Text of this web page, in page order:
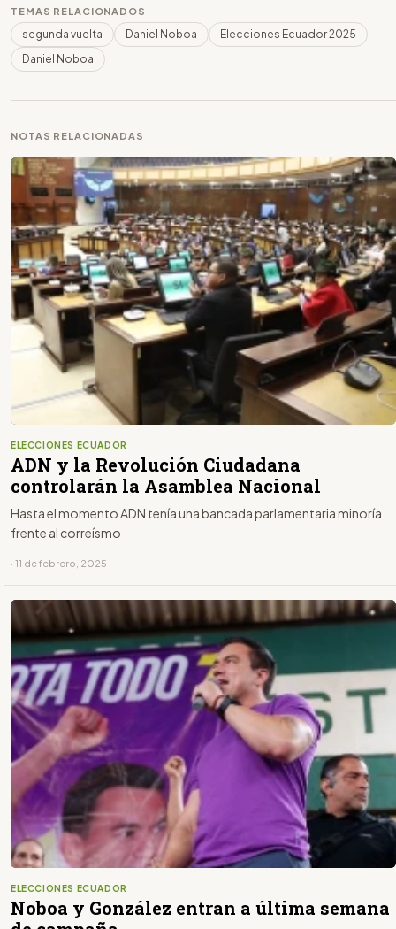
TEMAS RELACIONADOS
segunda vuelta Daniel Noboa
Elecciones Ecuador 2025
Daniel Noboa
NOTAS RELACIONADAS
ELECCIONES ECUADOR
ADN y la Revolución Ciudadana
controlarán la Asamblea Nacional
Hasta el momento ADN tenía una bancada parlamentaria minoría
frente al correísmo
· 11 de febrero, 2025
ELECCIONES ECUADOR
Noboa y González entran a última semana